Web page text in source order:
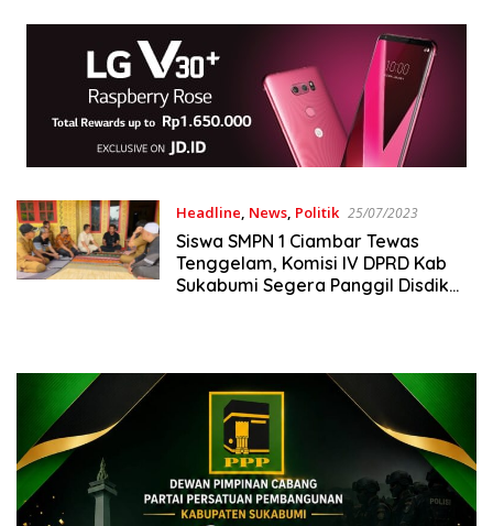
Headline, News, Politik 25/07/2023
Siswa SMPN 1 Ciambar Tewas
Tenggelam, Komisi IV DPRD Kab
Sukabumi Segera Panggil Disdik